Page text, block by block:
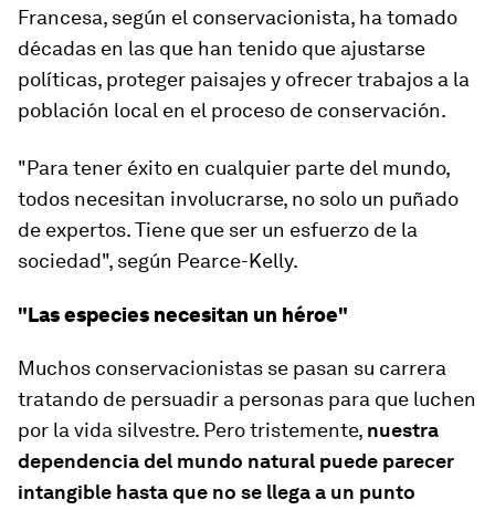
Francesa, según el conservacionista, ha tomado
décadas en las que han tenido que ajustarse
políticas, proteger paisajes y ofrecer trabajos a la
población local en el proceso de conservación.
"Para tener éxito en cualquier parte del mundo,
todos necesitan involucrarse, no solo un puñado
de expertos. Tiene que ser un esfuerzo de la
sociedad", según Pearce-Kelly.
"Las especies necesitan un héroe"
Muchos conservacionistas se pasan su carrera
tratando de persuadir a personas para que luchen
por la vida silvestre. Pero tristemente, nuestra
dependencia del mundo natural puede parecer
intangible hasta que no se llega a un punto